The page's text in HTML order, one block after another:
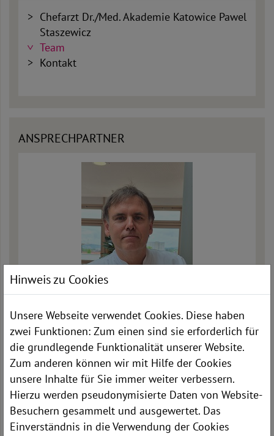
Chefarzt Dr./Med. Akademie Katowice Pawel
Staszewicz
Team
Kontakt
ANSPRECHPARTNER
Dr./Med. Akademie Katowice
Pawel Staszewicz
Chefarzt
Telefon: 06623 86-2508
E-Mail: kardiologie[at]@kkh-rotenburg.de
Hinweis zu Cookies
Unsere Webseite verwendet Cookies. Diese haben
zwei Funktionen: Zum einen sind sie erforderlich für
die grundlegende Funktionalität unserer Website.
Zum anderen können wir mit Hilfe der Cookies
unsere Inhalte für Sie immer weiter verbessern.
Hierzu werden pseudonymisierte Daten von Website-
Besuchern gesammelt und ausgewertet. Das
Einverständnis in die Verwendung der Cookies